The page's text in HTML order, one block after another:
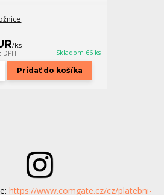
/ks
DPH Skladom 66 ks
Pridať do košíka
https://www.comgate.cz/cz/platebni-